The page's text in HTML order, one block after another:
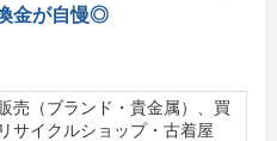
金が自慢◎
売（ブランド・貴金属）、買
サイクルショップ・古着屋